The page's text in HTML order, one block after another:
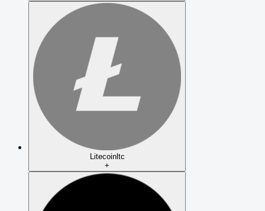
Litecoinltc
+